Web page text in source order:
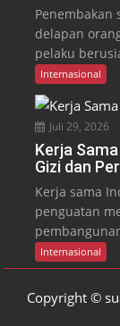
Penembakan
delapan
pelaku
Internasional
Juli 29, 2026
Kerja
Gizi dan
Kerja sama
penguatan
Internasional
Copyright ©